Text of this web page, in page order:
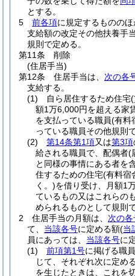
とする。
5
前各項に規定するものの
支給額の改定その他扶養手
規則で定める。
第11条
削除
(住居手当)
第12条
住居手当は、 次の各
支給する。
(1)
自ら居住するため住宅(
額1万6,000円を超える家
を支払っている職員(有料
っている職員その他規則
(2)
第14条第1項又は第3項
給される職員で、配偶者(
と同様の事情にある者を含
住するための住宅(有料宿
く。)を借り受け、月額1
ているもの又はこれらの
められるものとして規則
2
住居手当の月額は、 次の各
て、 当該各号に定める額(当
員にあっては、 当該各号に
(1)
前項第1号に掲げる職
じて、それぞれ次に定め
を生じたときは、これを